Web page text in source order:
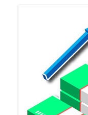
Administramos
rendimiento